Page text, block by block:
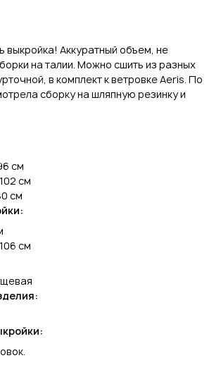
выкройка! Аккуратный объем, не
на талии. Можно сшить из разных
в комплект к ветровке Aeris. По
сборку на шляпную резинку и
см
см
см
см